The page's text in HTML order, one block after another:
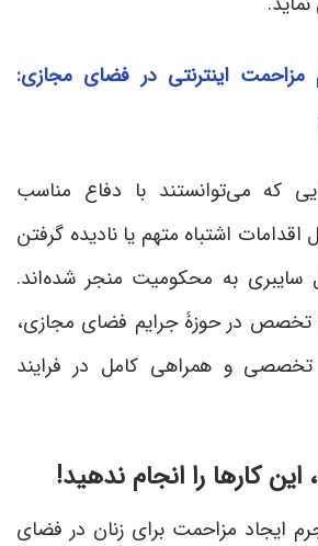
مزاحمت اینترنتی در فضای مجازی:
که می‌توانستند با دفاع مناسب
اقدامات اشتباه متهم یا نادیده گرفتن
به محکومیت منجر شده‌اند.
تخصص در حوزۀ جرایم فضای مجازی،
تخصصی و همراهی کامل در فرایند
کارها را انجام ندهید!
ایجاد مزاحمت برای زنان در فضای